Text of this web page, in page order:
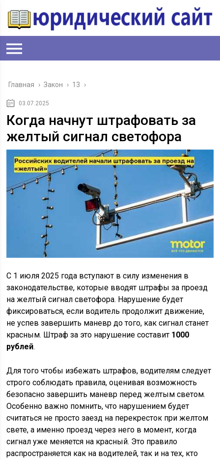
Главная › Закон › 13 ›
03.07.2025
Когда начнут штрафовать за
желтый сигнал светофора
С 1 июля 2025 года вступают в силу изменения в
законодательстве, которые вводят штрафы за проезд
на желтый сигнал светофора. Нарушение будет
фиксироваться, если водитель продолжит движение,
не успев завершить маневр до того, как сигнал станет
красным. Штраф за это нарушение составит 1000
рублей.
Для того чтобы избежать штрафов, водителям следует
строго соблюдать правила, оценивая возможность
безопасно завершить маневр перед желтым светом.
Особенно важно помнить, что нарушением будет
считаться не просто заезд на перекресток при желтом
свете, а именно проезд через него в момент, когда
сигнал уже меняется на красный. Это правило
распространяется как на водителей, так и на тех, кто